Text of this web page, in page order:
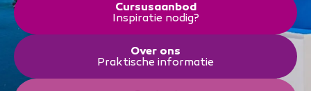
Cursusaanbod
Inspiratie nodig?
Over ons
Praktische informatie